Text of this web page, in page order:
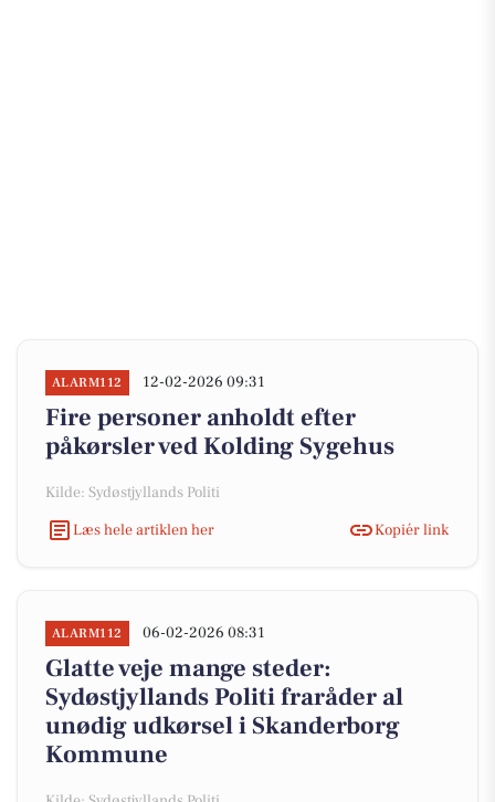
ALARM112 12-02-2026 09:31
Fire personer anholdt efter
påkørsler ved Kolding Sygehus
Kilde: Sydøstjyllands Politi
Læs hele artiklen her
Kopiér link
ALARM112 06-02-2026 08:31
Glatte veje mange steder:
Sydøstjyllands Politi fraråder al
unødig udkørsel i Skanderborg
Kommune